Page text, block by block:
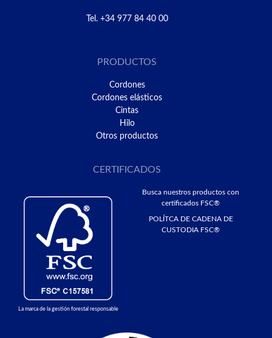
Tel. +34 977 84 40 00
PRODUCTOS
Cordones
Cordones elásticos
Cintas
Hilo
Otros productos
CERTIFICADOS
Busca nuestros productos con
certificados FSC®
POLÍTCA DE CADENA DE
CUSTODIA FSC®
La marca de la gestión forestal responsable